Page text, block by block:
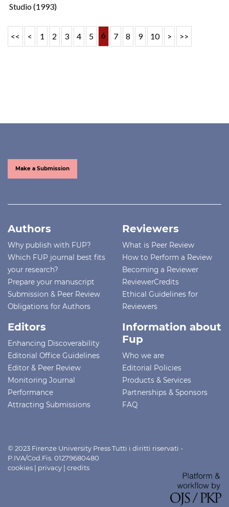
Studio (1993)
<< < 1 2 3 4 5 6 7 8 9 10 > >>
Make a Submission
Authors
Why publish with FUP?
Which FUP journal best fits
your research?
Prepare your manuscript
Submission & Peer Review
Obligations for Authors
Reviewers
What is Peer Review
How to Perform a Review
Becoming a Reviewer
ReviewerCredits
Ethical Guidelines for
Reviewers
Editors
Enhancing Discoverability
Editorial Office Guidelines
Editor & Peer Review
Monitoring Journal
Performance
Attracting Submissions
Information about
Fup
Who we are
Editorial Policies
Products & Services
Partnerships & Sponsors
FAQ
© 2023 Firenze University Press Tutti i diritti riservati -
P.IVA/Cod.Fis. 01279680480
cookies | privacy | credits